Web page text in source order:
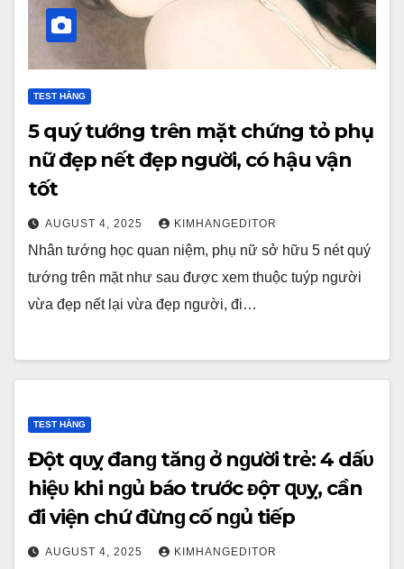
TEST HẰNG
5 quý tướng trên mặt chứng tỏ phụ
nữ đẹp nết đẹp người, có hậu vận
tốt
AUGUST 4, 2025 KIMHANGEDITOR
Nhân tướng học quan niệm, phụ nữ sở hữu 5 nét quý
tướng trên mặt như sau được xem thuộc tuýp người
vừa đẹp nết lại vừa đẹp người, đi…
TEST HẰNG
Đột qᴜỵ đаnɡ tănɡ ở nɡười trẻ: 4 dấᴜ
hiệᴜ khi nɡủ báo trước ᴆộт զᴜỵ, cần
đi viện chứ đừnɡ cố nɡủ tiếp
AUGUST 4, 2025 KIMHANGEDITOR